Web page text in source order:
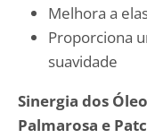
Melhora a
Proporciona
suavidade
Sinergia dos
Palmarosa e